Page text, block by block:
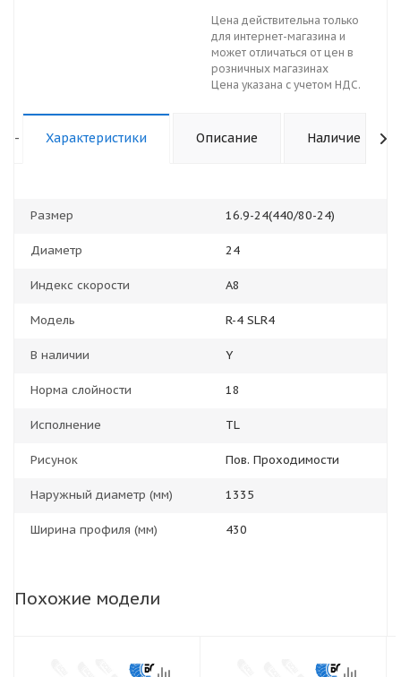
Цена действительна только
для интернет-магазина и
может отличаться от цен в
розничных магазинах
Цена указана с учетом НДС.
- Характеристики Описание Наличие
Размер 16.9-24(440/80-24)
Диаметр 24
Индекс скорости A8
Модель R-4 SLR4
В наличии Y
Норма слойности 18
Исполнение TL
Рисунок Пов. Проходимости
Наружный диаметр (мм) 1335
Ширина профиля (мм) 430
Похожие модели